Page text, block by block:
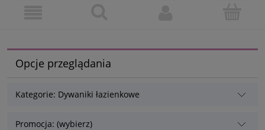
Opcje przeglądania
Kategorie: Dywaniki łazienkowe
Promocja: (wybierz)